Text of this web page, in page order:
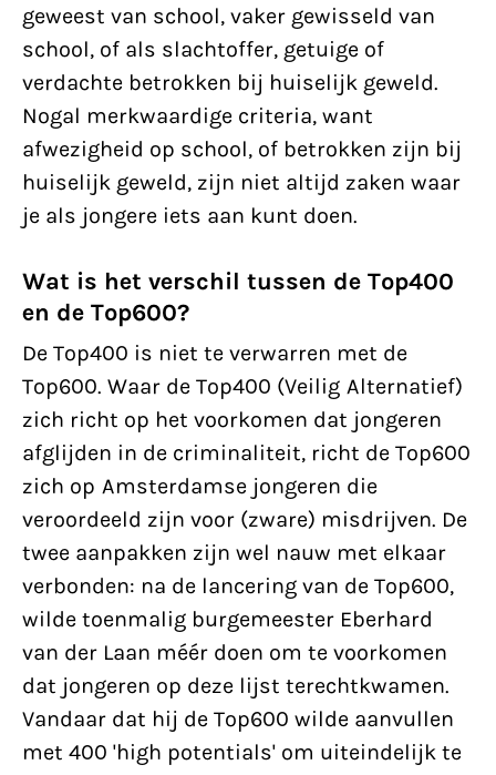
geweest van school, vaker gewisseld van
school, of als slachtoffer, getuige of
verdachte betrokken bij huiselijk geweld.
Nogal merkwaardige criteria, want
afwezigheid op school, of betrokken zijn bij
huiselijk geweld, zijn niet altijd zaken waar
je als jongere iets aan kunt doen.
Wat is het verschil tussen de Top400
en de Top600?
De Top400 is niet te verwarren met de
Top600. Waar de Top400 (Veilig Alternatief)
zich richt op het voorkomen dat jongeren
afglijden in de criminaliteit, richt de Top600
zich op Amsterdamse jongeren die
veroordeeld zijn voor (zware) misdrijven. De
twee aanpakken zijn wel nauw met elkaar
verbonden: na de lancering van de Top600,
wilde toenmalig burgemeester Eberhard
van der Laan méér doen om te voorkomen
dat jongeren op deze lijst terechtkwamen.
Vandaar dat hij de Top600 wilde aanvullen
met 400 'high potentials' om uiteindelijk te